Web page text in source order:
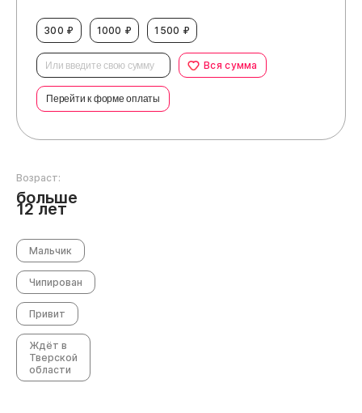
300 ₽ 1000 ₽ 1500 ₽
Вся сумма
Перейти к форме оплаты
Возраст:
больше
12 лет
Мальчик
Чипирован
Привит
Ждёт в
Тверской
области